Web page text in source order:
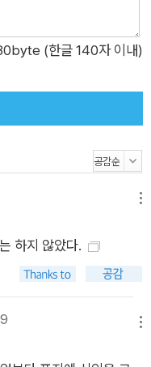
받으며 세월에 구애됨
권을 선정하여, 편집위
책임하에 해당 시집의 저
을 골라 총 130편을 한
있다”의 일부를 차용하
위기론까지 논하지 않
온 오늘날, 시를 오직
가치 있는 것으로 치부하
사자들이 겪듯 부족한 사
위협받는 실정이다. 한편
장르 자체로 신비화하거
(한글 140자 이내)
하지 않았다.